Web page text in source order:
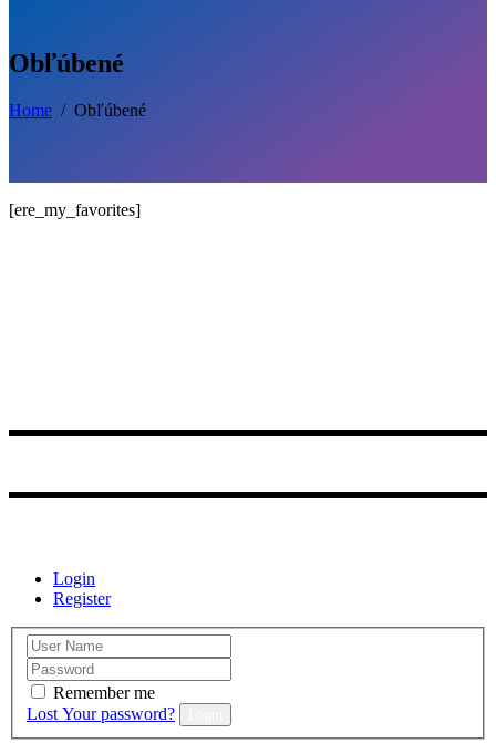
Obľúbené
Home / Obľúbené
[ere_my_favorites]
Login
Register
Remember me
Lost Your password?